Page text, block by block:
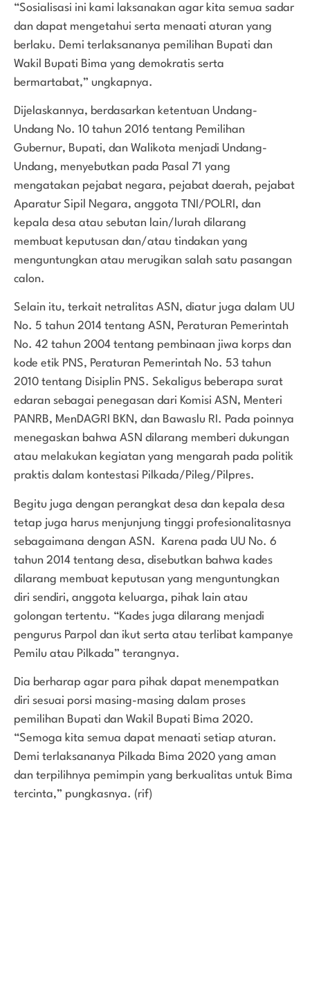
“Sosialisasi ini kami laksanakan agar kita semua sadar
dan dapat mengetahui serta menaati aturan yang
berlaku. Demi terlaksananya pemilihan Bupati dan
Wakil Bupati Bima yang demokratis serta
bermartabat,” ungkapnya.
Dijelaskannya, berdasarkan ketentuan Undang-
Undang No. 10 tahun 2016 tentang Pemilihan
Gubernur, Bupati, dan Walikota menjadi Undang-
Undang, menyebutkan pada Pasal 71 yang
mengatakan pejabat negara, pejabat daerah, pejabat
Aparatur Sipil Negara, anggota TNI/POLRI, dan
kepala desa atau sebutan lain/lurah dilarang
membuat keputusan dan/atau tindakan yang
menguntungkan atau merugikan salah satu pasangan
calon.
Selain itu, terkait netralitas ASN, diatur juga dalam UU
No. 5 tahun 2014 tentang ASN, Peraturan Pemerintah
No. 42 tahun 2004 tentang pembinaan jiwa korps dan
kode etik PNS, Peraturan Pemerintah No. 53 tahun
2010 tentang Disiplin PNS. Sekaligus beberapa surat
edaran sebagai penegasan dari Komisi ASN, Menteri
PANRB, MenDAGRI BKN, dan Bawaslu RI. Pada poinnya
menegaskan bahwa ASN dilarang memberi dukungan
atau melakukan kegiatan yang mengarah pada politik
praktis dalam kontestasi Pilkada/Pileg/Pilpres.
Begitu juga dengan perangkat desa dan kepala desa
tetap juga harus menjunjung tinggi profesionalitasnya
sebagaimana dengan ASN. Karena pada UU No. 6
tahun 2014 tentang desa, disebutkan bahwa kades
dilarang membuat keputusan yang menguntungkan
diri sendiri, anggota keluarga, pihak lain atau
golongan tertentu. “Kades juga dilarang menjadi
pengurus Parpol dan ikut serta atau terlibat kampanye
Pemilu atau Pilkada” terangnya.
Dia berharap agar para pihak dapat menempatkan
diri sesuai porsi masing-masing dalam proses
pemilihan Bupati dan Wakil Bupati Bima 2020.
“Semoga kita semua dapat menaati setiap aturan.
Demi terlaksananya Pilkada Bima 2020 yang aman
dan terpilihnya pemimpin yang berkualitas untuk Bima
tercinta,” pungkasnya. (rif)